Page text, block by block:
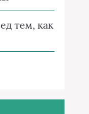
тем, как